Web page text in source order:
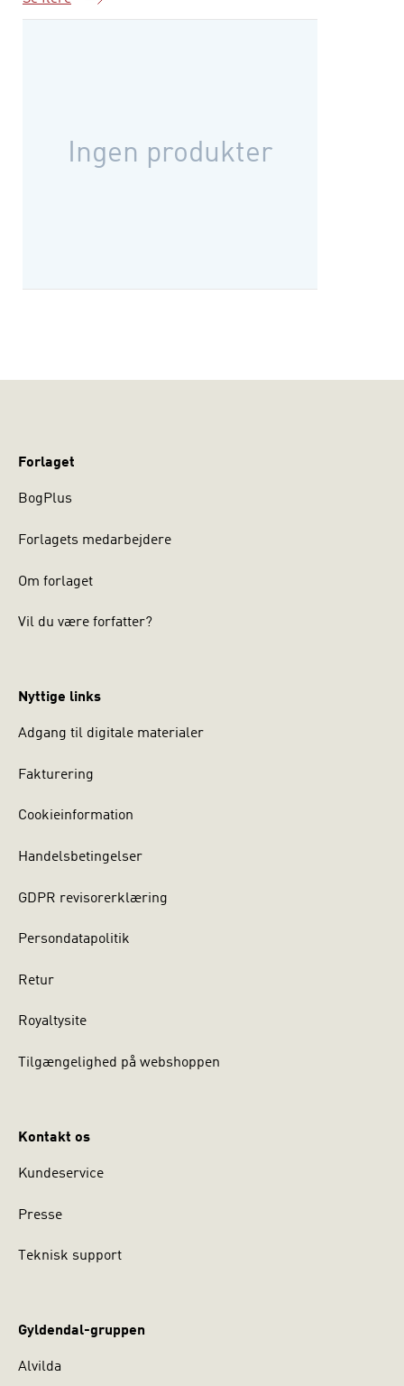
Stata også giver mulighed for"
Samme serie
Ingen produkter
Forlaget
BogPlus
Forlagets medarbejdere
Om forlaget
Vil du være forfatter?
Nyttige links
Adgang til digitale materialer
Fakturering
Cookieinformation
Handelsbetingelser
GDPR revisorerklæring
Persondatapolitik
Retur
Royaltysite
Tilgængelighed på webshoppen
Kontakt os
Kundeservice
Presse
Teknisk support
Gyldendal-gruppen
Alvilda